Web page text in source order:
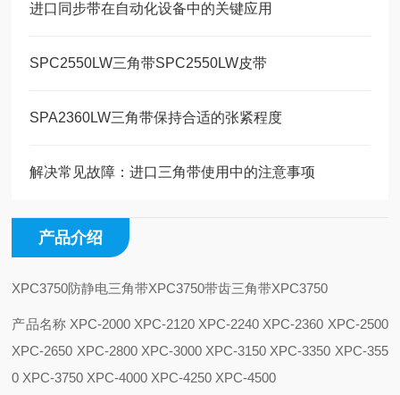
进口同步带在自动化设备中的关键应用
SPC2550LW三角带SPC2550LW皮带
SPA2360LW三角带保持合适的张紧程度
解决常见故障：进口三角带使用中的注意事项
产品介绍
XPC3750防静电三角带XPC3750带齿三角带XPC3750
产品名称 XPC-2000 XPC-2120 XPC-2240 XPC-2360 XPC-2500
XPC-2650 XPC-2800 XPC-3000 XPC-3150 XPC-3350 XPC-355
0 XPC-3750 XPC-4000 XPC-4250 XPC-4500